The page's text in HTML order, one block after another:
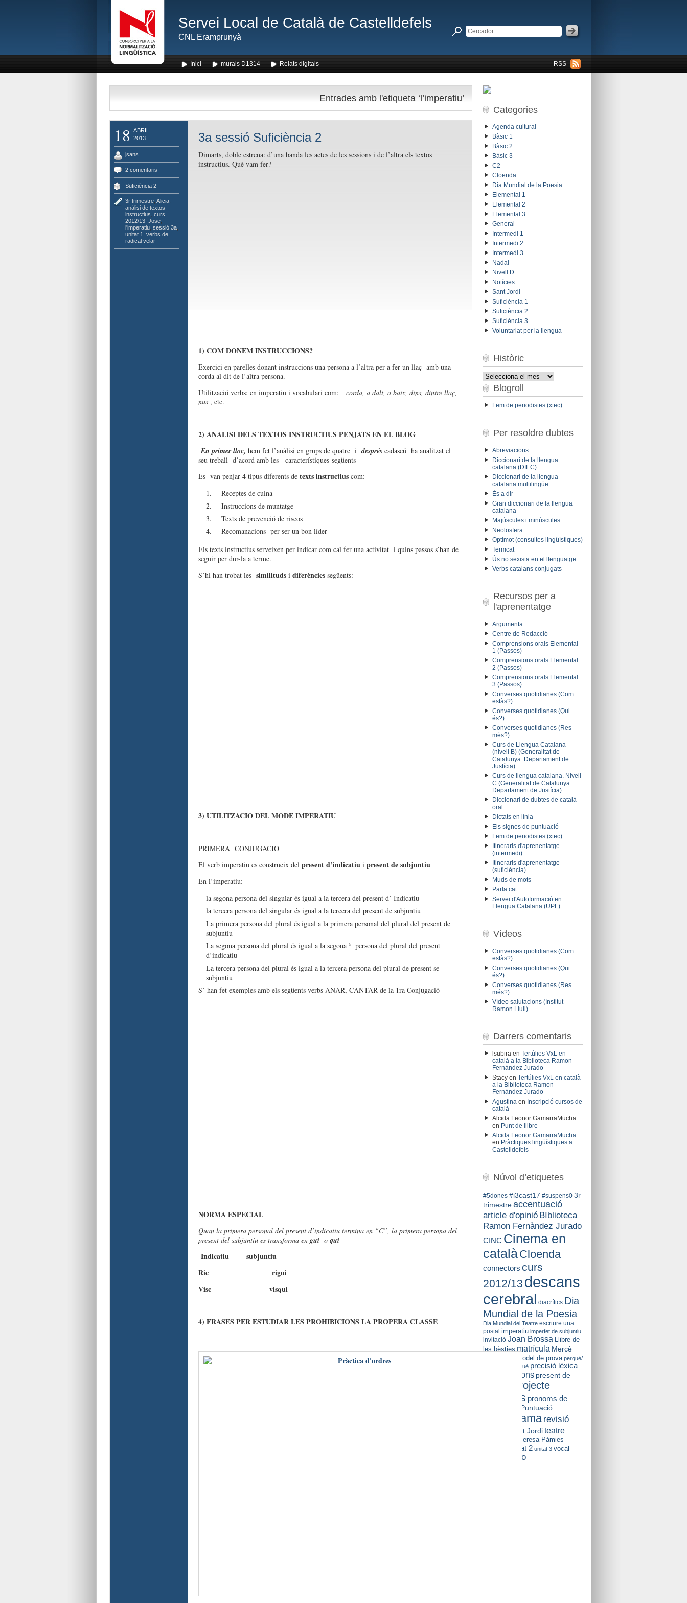
Servei Local de Català de Castelldefels
CNL Eramprunyà
RSS
Inici murals D1314 Relats digitals
Entrades amb l'etiqueta ‘l’imperatiu’
18
ABRIL
2013
jsans
2 comentaris
Suficiència 2
3r trimestre, Alicia,
anàlisi de textos
instructius curs
2012/13, Jose,
l'imperatiu, sessió 3a,
unitat 1
verbs de
radical velar
3a sessió Suficiència 2
Dimarts, doble estrena: d’una banda les actes de les sessions i de l’altra els textos
instructius. Què vam fer?
1) COM DONEM INSTRUCCIONS?
Exercici en parelles donant instruccions una persona a l’altra per a fer un llaç amb una
corda al dit de l’altra persona.
Utilització verbs: en imperatiu i vocabulari com: corda, a dalt, a baix, dins, dintre llaç,
nus, etc.
2) ANALISI DELS TEXTOS INSTRUCTIUS PENJATS EN EL BLOG
En primer lloc, hem fet l’anàlisi en grups de quatre idespréscadascú ha analitzat el
seu treball d’acord amb les característiques següents
Es van penjar 4 tipus diferents de texts instructiuscom:
Receptes de cuina
Instruccions de muntatge
Texts de prevenció de riscos
Recomanacions per ser un bon líder
Els texts instructius serveixen per indicar com cal fer una activitat i quins passos s’han de
seguir per dur-la a terme.
S’hi han trobat les similitudsi diferènciessegüents:
3) UTILITZACIO DEL MODE IMPERATIU
PRIMERA CONJUGACIÓ
El verb imperatiu es construeix del present d’indicatiui present de subjuntiu
En l’imperatiu:
la segona persona del singular és igual a la tercera del present d’ Indicatiu
la tercera persona del singular és igual a la tercera del present de subjuntiu
La primera persona del plural és igual a la primera personal del plural del present de
subjuntiu
La segona persona del plural és igual a la segona ª persona del plural del present
d’indicatiu
La tercera persona del plural és igual a la tercera persona del plural de present se
subjuntiu
S’ han fet exemples amb els següents verbs ANAR, CANTAR de la 1ra Conjugació
NORMA ESPECIAL
Quan la primera personal del present d’indicatiu termina en “C”, la primera persona del
present del subjuntiu es transforma enguio qui
Indicatiu subjuntiu
Ric rigui
Visc visqui
4) FRASES PER ESTUDIAR LES PROHIBICIONS LA PROPERA CLASSE
Categories
Agenda cultural
Bàsic 1
Bàsic 2
Bàsic 3
C2
Cloenda
Dia Mundial de la Poesia
Elemental 1
Elemental 2
Elemental 3
General
Intermedi 1
Intermedi 2
Intermedi 3
Nadal
Nivell D
Notícies
Sant Jordi
Suficiència 1
Suficiència 2
Suficiència 3
Voluntariat per la llengua
Històric
Històric
Blogroll
Fem de periodistes (xtec)
Per resoldre dubtes
Abreviacions
Diccionari de la llengua
catalana (DIEC)
Diccionari de la llengua
catalana multilingüe
És a dir
Gran diccionari de la llengua
catalana
Majúscules i minúscules
Neolosfera
Optimot (consultes lingüístiques)
Termcat
Ús no sexista en el llenguatge
Verbs catalans conjugats
Recursos per a
l'aprenentatge
Argumenta
Centre de Redacció
Comprensions orals Elemental
1 (Passos)
Comprensions orals Elemental
2 (Passos)
Comprensions orals Elemental
3 (Passos)
Converses quotidianes (Com
estàs?)
Converses quotidianes (Qui
és?)
Converses quotidianes (Res
més?)
Curs de Llengua Catalana
(nivell B) (Generalitat de
Catalunya. Departament de
Justícia)
Curs de llengua catalana. Nivell
C (Generalitat de Catalunya.
Departament de Justícia)
Diccionari de dubtes de català
oral
Dictats en línia
Els signes de puntuació
Fem de periodistes (xtec)
Itineraris d'aprenentatge
(intermedi)
Itineraris d'aprenentatge
(suficiència)
Muds de mots
Parla.cat
Servei d'Autoformació en
Llengua Catalana (UPF)
Vídeos
Converses quotidianes (Com
estàs?)
Converses quotidianes (Qui
és?)
Converses quotidianes (Res
més?)
Vídeo salutacions (Institut
Ramon Llull)
Darrers comentaris
lsubiraen Tertúlies VxL en
català a la Biblioteca Ramon
Fernàndez Jurado
Stacyen Tertúlies VxL en català
a la Biblioteca Ramon
Fernàndez Jurado
Agustinaen Inscripció cursos de
català
Alcida Leonor GamarraMucha
en Punt de llibre
Alcida Leonor GamarraMucha
en Pràctiques lingüístiques a
Castelldefels
Núvol d’etiquetes
#5dones #i3cast17 #suspens0 3r
trimestre accentuació
article d'opinió BIblioteca
Ramon Fernàndez Jurado
CINC Cinema en
catalàCloenda
connectors curs
2012/13 descans
cerebral diacrítics Dia
Mundial de la Poesia
Dia Mundial del Teatre escriure una
postal imperatiu imperfet de subjuntiu
invitació Joan Brossa
Llibre de
les bèsties matrícula Mercè
model de prova perquè/
per què/ per a què precisió lèxica
presentacions present de
projecte
pronoms pronoms de
Puntuació
relatograma revisió
Sant Jordi teatre
Teresa Pàmies
unitat 2 unitat 3 vocal
Yelmo